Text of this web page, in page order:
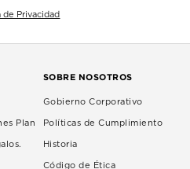
de Privacidad
Plan
SOBRE NOSOTROS
Gobierno Corporativo
Políticas de Cumplimiento
Historia
Código de Ética